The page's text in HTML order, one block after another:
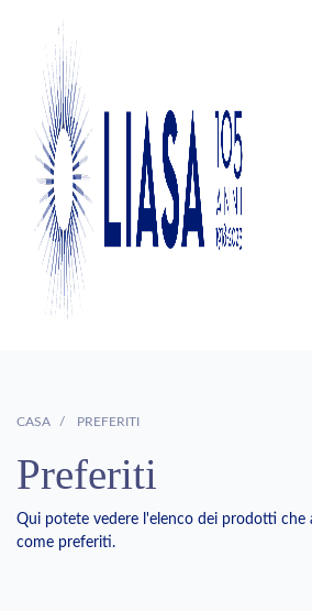
CASA PREFERITI
Preferiti
Qui potete vedere l'elenco dei prodotti che
come preferiti.